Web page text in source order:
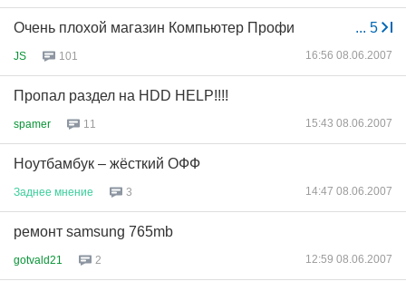
... 5
Очень плохой магазин Компьютер Профи
JS 101 16:56 08.06.2007
Пропал раздел на HDD HELP!!!!
spamer 11 15:43 08.06.2007
Ноутбамбук – жёсткий ОФФ
Заднее мнение 3 14:47 08.06.2007
ремонт samsung 765mb
gotvald21 2 12:59 08.06.2007